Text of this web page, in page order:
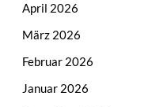
April 2026
März 2026
Februar 2026
Januar 2026